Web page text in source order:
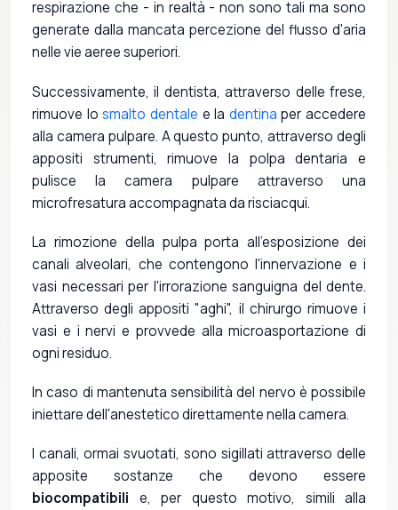
respirazione che - in realtà - non sono tali ma sono
generate dalla mancata percezione del flusso d'aria
nelle vie aeree superiori.
Successivamente, il dentista, attraverso delle frese,
rimuove losmalto dentale e la dentina per accedere
alla camera pulpare. A questo punto, attraverso degli
appositi strumenti, rimuove la polpa dentaria e
pulisce la camera pulpare attraverso una
microfresatura accompagnata da risciacqui.
La rimozione della pulpa porta all'esposizione dei
canali alveolari, che contengono l'innervazione e i
vasi necessari per l'irrorazione sanguigna del dente.
Attraverso degli appositi "aghi", il chirurgo rimuove i
vasi e i nervi e provvede alla microasportazione di
ogni residuo.
In caso di mantenuta sensibilità del nervo è possibile
iniettare dell'anestetico direttamente nella camera.
I canali, ormai svuotati, sono sigillati attraverso delle
apposite sostanze che devono essere
biocompatibili e, per questo motivo, simili alla